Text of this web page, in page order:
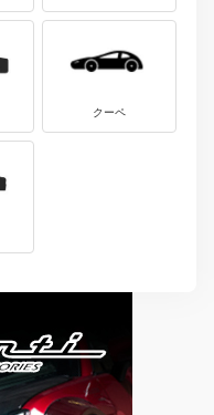
クーペ